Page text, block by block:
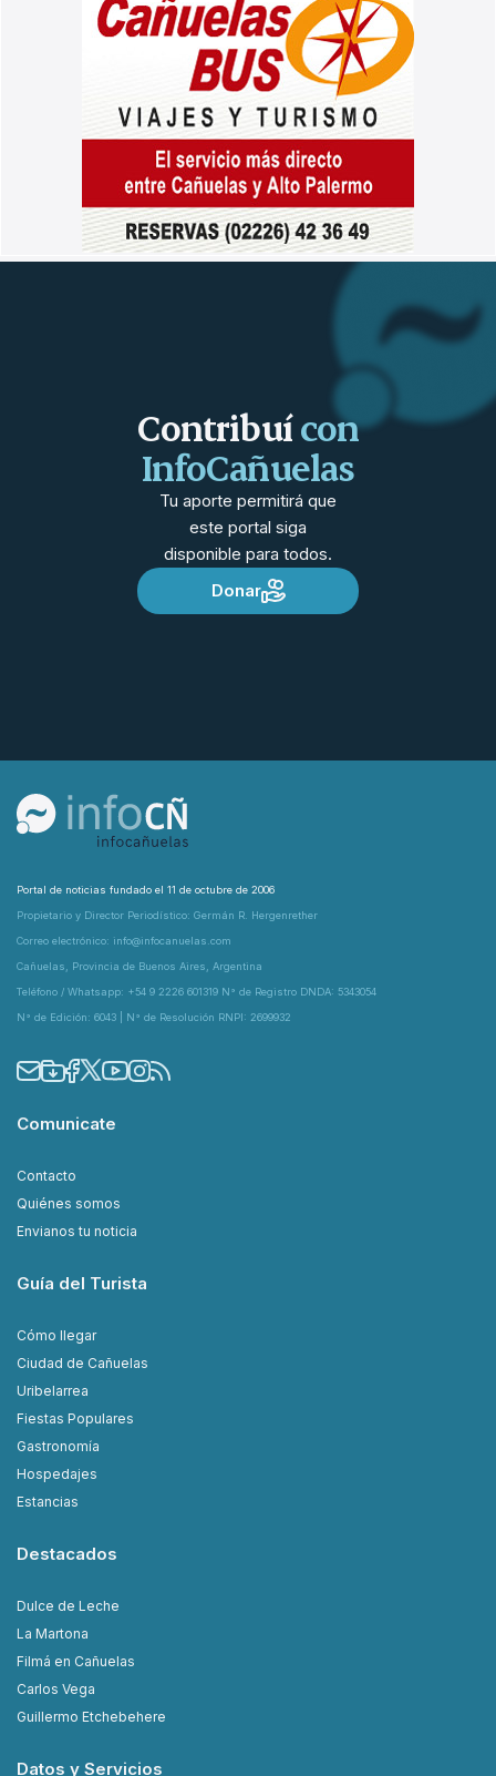
Contribuícon
InfoCañuelas
Tu aporte permitirá que
este portal siga
disponible para todos.
Donar
Portal de noticias fundado el 11 de octubre de 2006
Propietario y Director Periodístico: Germán R. Hergenrether
Correo electrónico: info@infocanuelas.com
Cañuelas, Provincia de Buenos Aires, Argentina
Teléfono / Whatsapp: +54 9 2226 601319 N° de Registro DNDA: 5343054
N° de Edición: 6043 | N° de Resolución RNPI: 2699932
Comunicate
Contacto
Quiénes somos
Envianos tu noticia
Guía del Turista
Cómo llegar
Ciudad de Cañuelas
Uribelarrea
Fiestas Populares
Gastronomía
Hospedajes
Estancias
Destacados
Dulce de Leche
La Martona
Filmá en Cañuelas
Carlos Vega
Guillermo Etchebehere
Datos y Servicios